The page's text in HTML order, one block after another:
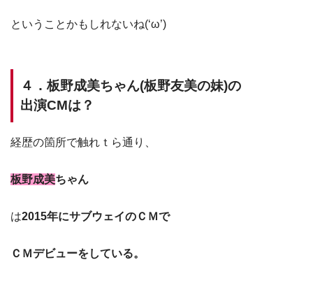
ということかもしれないね(‘ω’)
４．板野成美ちゃん(板野友美の妹)の
出演CMは？
経歴の箇所で触れｔら通り、
板野成美ちゃん
は2015年にサブウェイのＣＭで
ＣＭデビューをしている。